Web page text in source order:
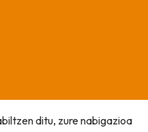
ditu, zure nabigazioa